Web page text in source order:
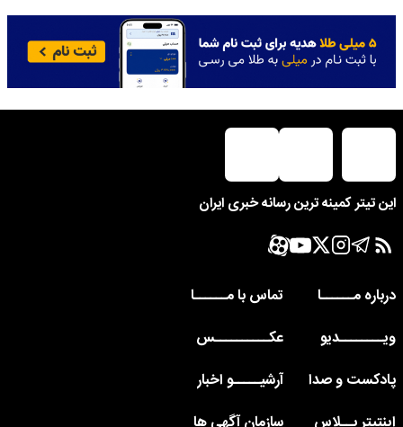
ترین رسانه خبری ایران
تماس با مــــــا
عکــــــــــس
آرشیـــــو اخبار